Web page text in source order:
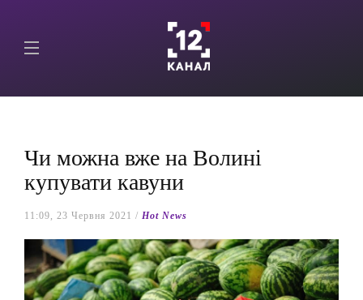
Чи можна вже на Волині
купувати кавуни
11:09, 23 Червня 2021 / Hot News